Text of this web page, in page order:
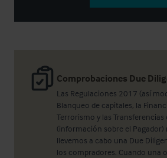
Comprobaciones Due
Las Regulaciones 2017 (así
Blanqueo de capitales, la
Terrorismo y las Transferencias
(información sobre el Pagador)
llevemos a cabo una Due
los compradores. Cuando una